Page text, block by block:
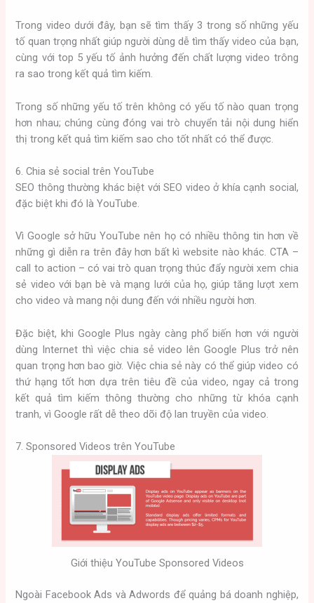
Trong video dưới đây, bạn sẽ tìm thấy 3 trong số những yếu
tố quan trọng nhất giúp người dùng dễ tìm thấy video của bạn,
cùng với top 5 yếu tố ảnh hưởng đến chất lượng video trông
ra sao trong kết quả tìm kiếm.
Trong số những yếu tố trên không có yếu tố nào quan trọng
hơn nhau; chúng cùng đóng vai trò chuyển tải nội dung hiển
thị trong kết quả tìm kiếm sao cho tốt nhất có thể được.
6. Chia sẻ social trên YouTube
SEO thông thường khác biệt với SEO video ở khía cạnh social,
đặc biệt khi đó là YouTube.
Vì Google sở hữu YouTube nên họ có nhiều thông tin hơn về
những gì diễn ra trên đây hơn bất kì website nào khác. CTA –
call to action – có vai trò quan trọng thúc đẩy người xem chia
sẻ video với bạn bè và mạng lưới của họ, giúp tăng lượt xem
cho video và mang nội dung đến với nhiều người hơn.
Đặc biệt, khi Google Plus ngày càng phổ biến hơn với người
dùng Internet thì việc chia sẻ video lên Google Plus trở nên
quan trọng hơn bao giờ. Việc chia sẻ này có thể giúp video có
thứ hạng tốt hơn dựa trên tiêu đề của video, ngay cả trong
kết quả tìm kiếm thông thường cho những từ khóa cạnh
tranh, vì Google rất dễ theo dõi độ lan truyền của video.
7. Sponsored Videos trên YouTube
Giới thiệu YouTube Sponsored Videos
Ngoài Facebook Ads và Adwords để quảng bá doanh nghiệp,